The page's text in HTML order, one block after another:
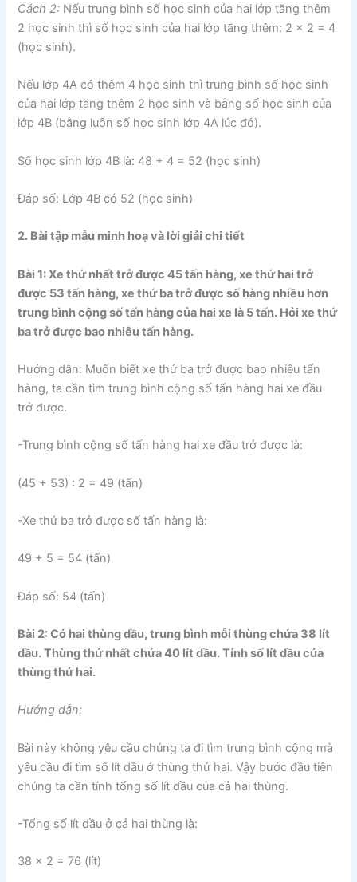
Cách 2: Nếu trung bình số học sinh của hai lớp tăng thêm
2 học sinh thì số học sinh của hai lớp tăng thêm: 2 x 2 = 4
(học sinh).
Nếu lớp 4A có thêm 4 học sinh thì trung bình số học sinh
của hai lớp tăng thêm 2 học sinh và bằng số học sinh của
lớp 4B (bằng luôn số học sinh lớp 4A lúc đó).
Số học sinh lớp 4B là: 48 + 4 = 52 (học sinh)
Đáp số: Lớp 4B có 52 (học sinh)
2. Bài tập mẫu minh hoạ và lời giải chi tiết
Bài 1: Xe thứ nhất trở được 45 tấn hàng, xe thứ hai trở
được 53 tấn hàng, xe thứ ba trở được số hàng nhiều hơn
trung bình cộng số tấn hàng của hai xe là 5 tấn. Hỏi xe thứ
ba trở được bao nhiêu tấn hàng.
Hướng dẫn: Muốn biết xe thứ ba trở được bao nhiêu tấn
hàng, ta cần tìm trung bình cộng số tấn hàng hai xe đầu
trở được.
-Trung bình cộng số tấn hàng hai xe đầu trở được là:
(45 + 53) : 2 = 49 (tấn)
-Xe thứ ba trở được số tấn hàng là:
49 + 5 = 54 (tấn)
Đáp số: 54 (tấn)
Bài 2: Có hai thùng dầu, trung bình mỗi thùng chứa 38 lít
dầu. Thùng thứ nhất chứa 40 lít dầu. Tính số lít dầu của
thùng thứ hai.
Hướng dẫn:
Bài này không yêu cầu chúng ta đi tìm trung bình cộng mà
yêu cầu đi tìm số lít dầu ở thùng thứ hai. Vậy bước đầu tiên
chúng ta cần tính tổng số lít dầu của cả hai thùng.
-Tổng số lít dầu ở cả hai thùng là:
38 x 2 = 76 (lít)